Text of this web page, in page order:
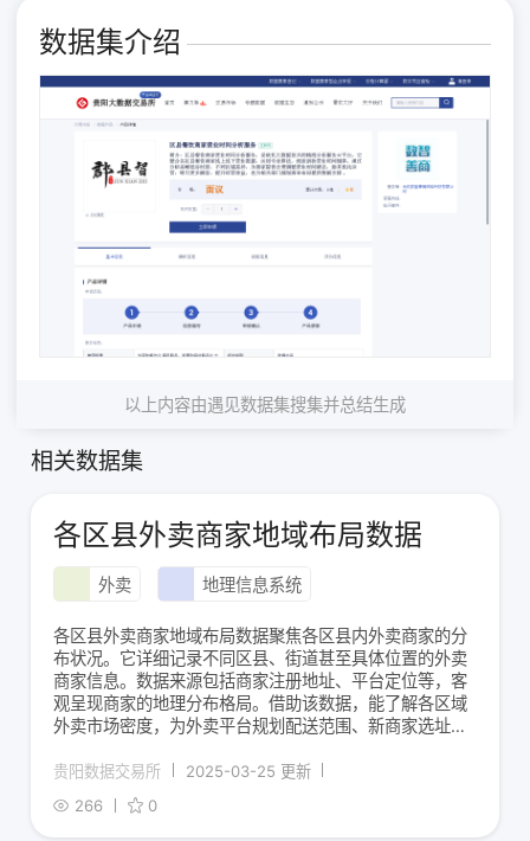
数据集介绍
以上内容由遇见数据集搜集并总结生成
相关数据集
各区县外卖商家地域布局数据
外卖 地理信息系统
各区县外卖商家地域布局数据聚焦各区县内外卖商家的分
布状况。它详细记录不同区县、街道甚至具体位置的外卖
商家信息。数据来源包括商家注册地址、平台定位等，客
观呈现商家的地理分布格局。借助该数据，能了解各区域
外卖市场密度，为外卖平台规划配送范围、新商家选址，
贵阳数据交易所
2025-03-25 更新
266
0